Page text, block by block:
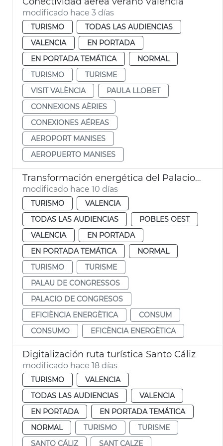
modificado hace 3 días
TURISMO
TODAS LAS AUDIENCIAS
VALENCIA
EN PORTADA
EN PORTADA TEMÁTICA
NORMAL
TURISMO
TURISME
VISIT VALÈNCIA
PAULA LLOBET
CONNEXIONS AÈRIES
CONEXIONES AÉREAS
AEROPORT MANISES
AEROPUERTO MANISES
Transformación energética del Palacio de Congresos
modificado hace 10 días
TURISMO
VALENCIA
TODAS LAS AUDIENCIAS
POBLES OEST
VALENCIA
EN PORTADA
EN PORTADA TEMÁTICA
NORMAL
TURISMO
TURISME
PALAU DE CONGRESSOS
PALACIO DE CONGRESOS
EFICIÈNCIA ENERGÈTICA
CONSUM
CONSUMO
EFICÈNCIA ENERGÈTICA
Digitalización ruta turística Santo Cáliz
modificado hace 18 días
TURISMO
VALENCIA
TODAS LAS AUDIENCIAS
VALENCIA
EN PORTADA
EN PORTADA TEMÁTICA
NORMAL
TURISMO
TURISME
SANTO CÁLIZ
SANT CALZE